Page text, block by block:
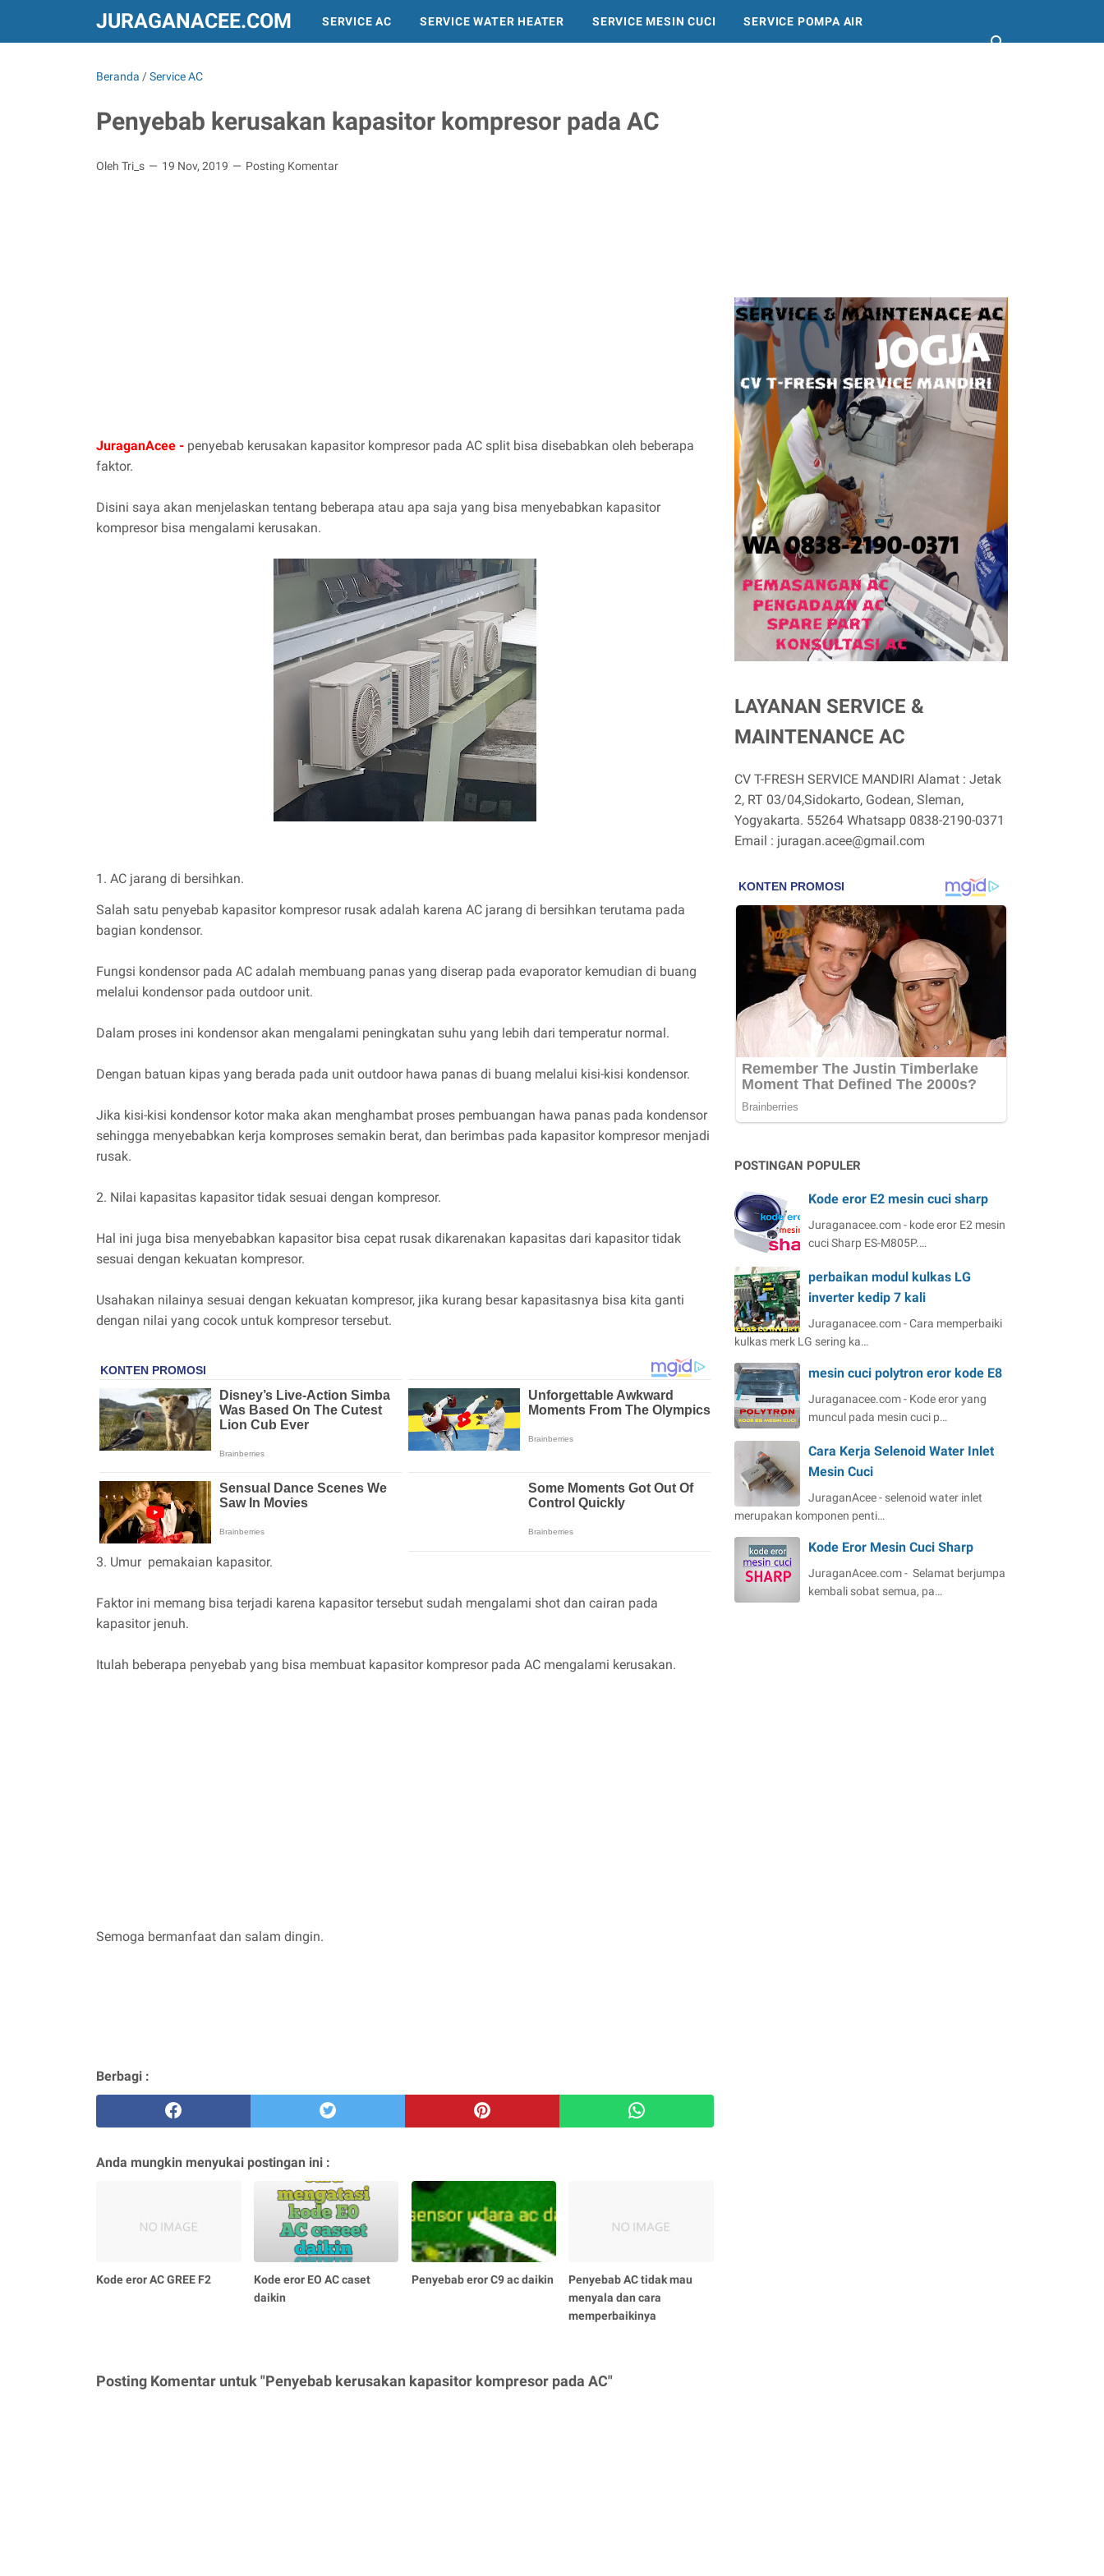
JURAGANACEE.COM SERVICE AC SERVICE WATER HEATER SERVICE MESIN CUCI SERVICE POMPA AIR
Beranda /Service AC
Penyebab kerusakan kapasitor kompresor pada AC
Oleh Tri_s 19 Nov, 2019 Posting Komentar
JuraganAcee - penyebab kerusakan kapasitor kompresor pada AC split bisa disebabkan oleh beberapa
faktor.
Disini saya akan menjelaskan tentang beberapa atau apa saja yang bisa menyebabkan kapasitor
kompresor bisa mengalami kerusakan.
1. AC jarang di bersihkan.
Salah satu penyebab kapasitor kompresor rusak adalah karena AC jarang di bersihkan terutama pada
bagian kondensor.
Fungsi kondensor pada AC adalah membuang panas yang diserap pada evaporator kemudian di buang
melalui kondensor pada outdoor unit.
Dalam proses ini kondensor akan mengalami peningkatan suhu yang lebih dari temperatur normal.
Dengan batuan kipas yang berada pada unit outdoor hawa panas di buang melalui kisi-kisi kondensor.
Jika kisi-kisi kondensor kotor maka akan menghambat proses pembuangan hawa panas pada kondensor
sehingga menyebabkan kerja komproses semakin berat, dan berimbas pada kapasitor kompresor menjadi
rusak.
2. Nilai kapasitas kapasitor tidak sesuai dengan kompresor.
Hal ini juga bisa menyebabkan kapasitor bisa cepat rusak dikarenakan kapasitas dari kapasitor tidak
sesuai dengan kekuatan kompresor.
Usahakan nilainya sesuai dengan kekuatan kompresor, jika kurang besar kapasitasnya bisa kita ganti
dengan nilai yang cocok untuk kompresor tersebut.
3. Umur pemakaian kapasitor.
Faktor ini memang bisa terjadi karena kapasitor tersebut sudah mengalami shot dan cairan pada
kapasitor jenuh.
Itulah beberapa penyebab yang bisa membuat kapasitor kompresor pada AC mengalami kerusakan.
Semoga bermanfaat dan salam dingin.
Berbagi :
Anda mungkin menyukai postingan ini :
Kode eror AC GREE F2
Kode eror EO AC caset
daikin
Penyebab eror C9 ac daikin
Penyebab AC tidak mau
menyala dan cara
memperbaikinya
Posting Komentar untuk "Penyebab kerusakan kapasitor kompresor pada AC"
LAYANAN SERVICE &
MAINTENANCE AC
CV T-FRESH SERVICE MANDIRI Alamat : Jetak
2, RT 03/04,Sidokarto, Godean, Sleman,
Yogyakarta. 55264 Whatsapp 0838-2190-0371
Email : juragan.acee@gmail.com
POSTINGAN POPULER
Kode eror E2 mesin cuci sharp
Juraganacee.com - kode eror E2 mesin
cuci Sharp ES-M805P.…
perbaikan modul kulkas LG
inverter kedip 7 kali
Juraganacee.com - Cara memperbaiki
kulkas merk LG sering ka…
mesin cuci polytron eror kode E8
Juraganacee.com - Kode eror yang
muncul pada mesin cuci p…
Cara Kerja Selenoid Water Inlet
Mesin Cuci
JuraganAcee - selenoid water inlet
merupakan komponen penti…
Kode Eror Mesin Cuci Sharp
JuraganAcee.com - Selamat berjumpa
kembali sobat semua, pa…